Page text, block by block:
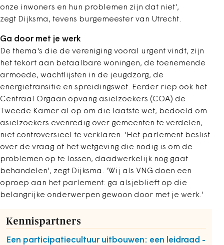
onze inwoners en hun problemen zijn dat niet',
zegt Dijksma, tevens burgemeester van Utrecht.
Ga door met je werk
De thema's die de vereniging vooral urgent vindt, zijn
het tekort aan betaalbare woningen, de toenemende
armoede, wachtlijsten in de jeugdzorg, de
energietransitie en spreidingswet. Eerder riep ook het
Centraal Orgaan opvang asielzoekers (COA) de
Tweede Kamer al op om die laatste wet, bedoeld om
asielzoekers evenredig over gemeenten te verdelen,
niet controversieel te verklaren. 'Het parlement beslist
over de vraag of het wetgeving die nodig is om de
problemen op te lossen, daadwerkelijk nog gaat
behandelen', zegt Dijksma. 'Wij als VNG doen een
oproep aan het parlement: ga alsjeblieft op die
belangrijke onderwerpen gewoon door met je werk.'
Kennispartners
Een participatiecultuur uitbouwen: een leidraad -